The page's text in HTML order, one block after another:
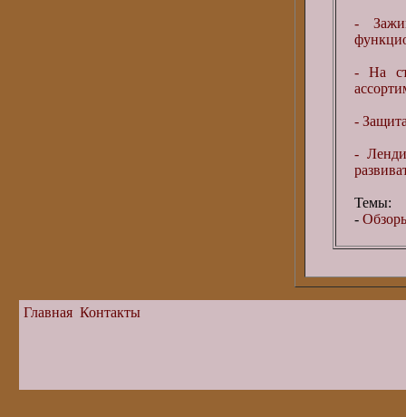
-
- На
-
-
Темы:
-
Главная Контакты